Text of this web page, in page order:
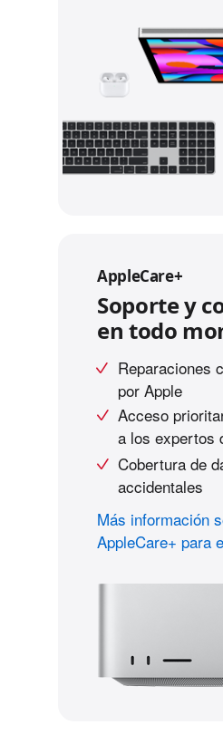
AppleCare+
Soporte y
en todo
Reparaciones
por Apple
Acceso
a los expertos
Cobertura de
accidentales
Más información
AppleCare+ para